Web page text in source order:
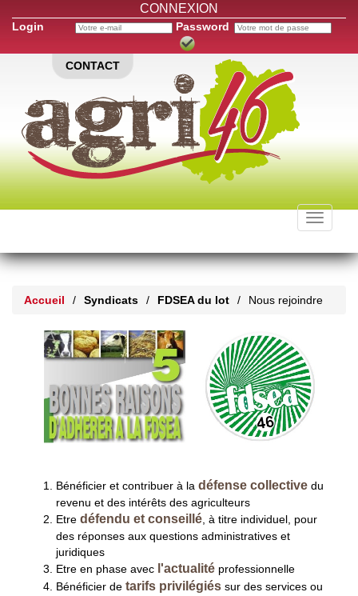
CONNEXION
Login Password
CONTACT
Toggle
Accueil / Syndicats / FDSEA du lot / Nous rejoindre
Bénéficier et contribuer à la défense collective du
revenu et des intérêts des agriculteurs
Etre défendu et conseillé, à titre individuel, pour
des réponses aux questions administratives et
juridiques
Etre en phase avec l'actualité professionnelle
Bénéficier de tarifs privilégiés sur des services ou